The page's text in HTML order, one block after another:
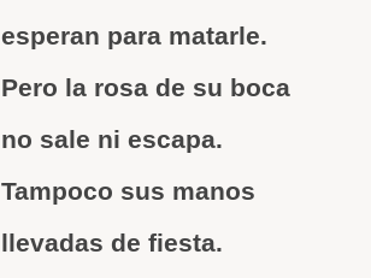
esperan para matarle.
Pero la rosa de su boca
no sale ni escapa.
Tampoco sus manos
llevadas de fiesta.